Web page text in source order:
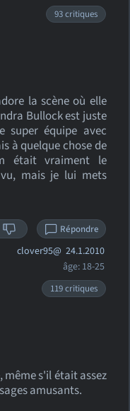
93 critiques
la scène où elle
Bullock est juste
super équipe avec
à quelque chose de
était vraiment le
mais je lui mets
Répondre
clover95@ 24.1.2010
âge: 18-25
119 critiques
s'il était assez
amusants.